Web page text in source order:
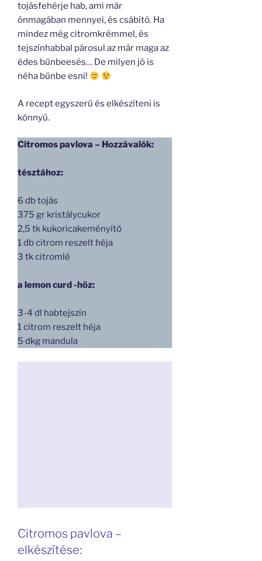
tojásfehérje hab, ami már
önmagában mennyei, és csábító. Ha
mindez még citromkrémmel, és
tejszínhabbal párosul az már maga az
édes bűnbeesés… De milyen jó is
néha bűnbe esni!
A recept egyszerű és elkészíteni is
könnyű.
Citromos pavlova – Hozzávalók:
tésztához:
6 db tojás
375 gr kristálycukor
2,5 tk kukoricakeményítő
1 db citrom reszelt héja
3 tk citromlé
a lemon curd -höz:
3-4 dl habtejszín
1 citrom reszelt héja
5 dkg mandula
Citromos pavlova –
elkészítése: